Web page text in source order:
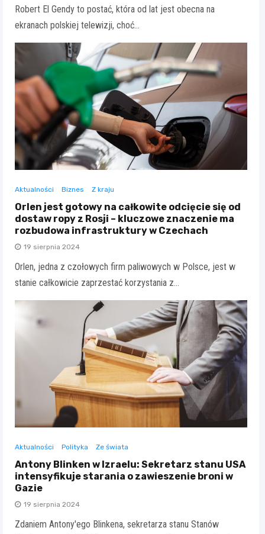
Robert El Gendy to postać, która od lat jest obecna na
ekranach polskiej telewizji, choć…
Aktualności Biznes Z kraju
Orlen jest gotowy na całkowite odcięcie się od
dostaw ropy z Rosji – kluczowe znaczenie ma
rozbudowa infrastruktury w Czechach
19 sierpnia 2024
Orlen, jedna z czołowych firm paliwowych w Polsce, jest w
stanie całkowicie zaprzestać korzystania z…
Aktualności Polityka Ze świata
Antony Blinken w Izraelu: Sekretarz stanu USA
intensyfikuje starania o zawieszenie broni w
Gazie
19 sierpnia 2024
Zdaniem Antony'ego Blinkena, sekretarza stanu Stanów